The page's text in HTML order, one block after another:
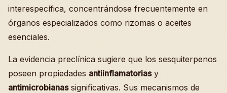
interespecífica, concentrándose frecuentemente en
órganos especializados como rizomas o aceites
esenciales.
La evidencia preclínica sugiere que los sesquiterpenos
poseen propiedades antiinflamatoriasy
antimicrobianassignificativas. Sus mecanismos de